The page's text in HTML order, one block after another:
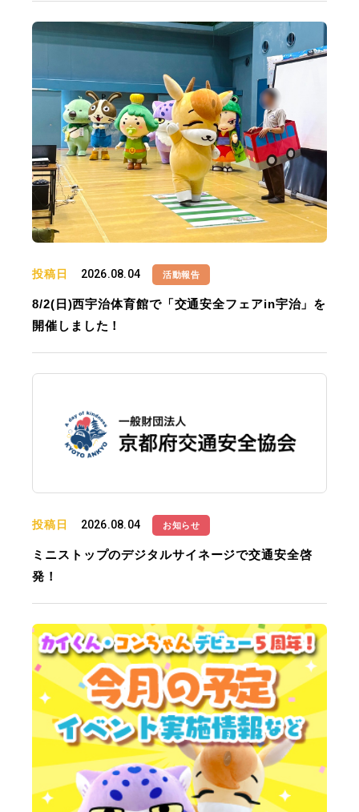
投稿日 2026.08.04 活動報告
8/2(日)西宇治体育館で「交通安全フェアin宇治」を
開催しました！
投稿日 2026.08.04 お知らせ
ミニストップのデジタルサイネージで交通安全啓
発！